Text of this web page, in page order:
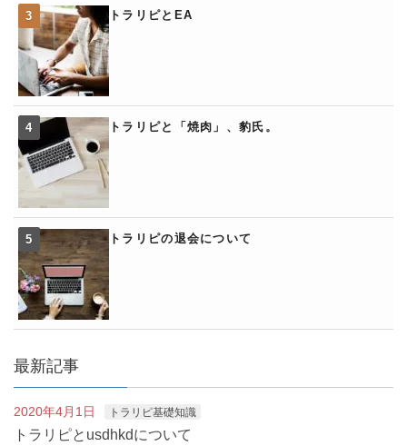
トラリピとEA
トラリピと「焼肉」、豹氏。
トラリピの退会について
最新記事
2020年4月1日 トラリピ基礎知識
トラリピとusdhkdについて